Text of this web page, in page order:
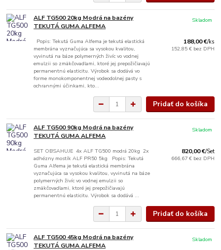
ALF TG500 20kg Modrá na bazény
TEKUTÁ GUMA ALFEMA
Popis: Tekutá Guma Alfema je tekutá elastická
membrána vyznačujúca sa vysokou kvalitou,
vyvinutá na báze polymerných živíc vo vodnej
emulzii so zmäkčovadlami, ktoré jej prepožičiavajú
permanentnú elasticitu. Výrobok sa dodává vo
forme monokomponentnej vodeodolnej pasty s
ochrannými účinkami, kto...
188,00 €/ks
152,85 € bez DPH
Skladom
Pridať do košíka
ALF TG500 90kg Modrá na bazény
TEKUTÁ GUMA ALFEMA
SET OBSAHUJE 4x ALF TG500 modrá 20kg 2x
adhézny mostík ALF PR50 5kg Popis: Tekutá
Guma Alfema je tekutá elastická membrána
vyznačujúca sa vysokou kvalitou, vyvinutá na báze
polymerných živíc vo vodnej emulzii so
zmäkčovadlami, ktoré jej prepožičiavajú
permanentnú elasticitu. Výrobok sa dodává ...
820,00 €/Set
666,67 € bez DPH
Skladom
Pridať do košíka
ALF TG500 45kg Modrá na bazény
TEKUTÁ GUMA ALFEMA
Skladom